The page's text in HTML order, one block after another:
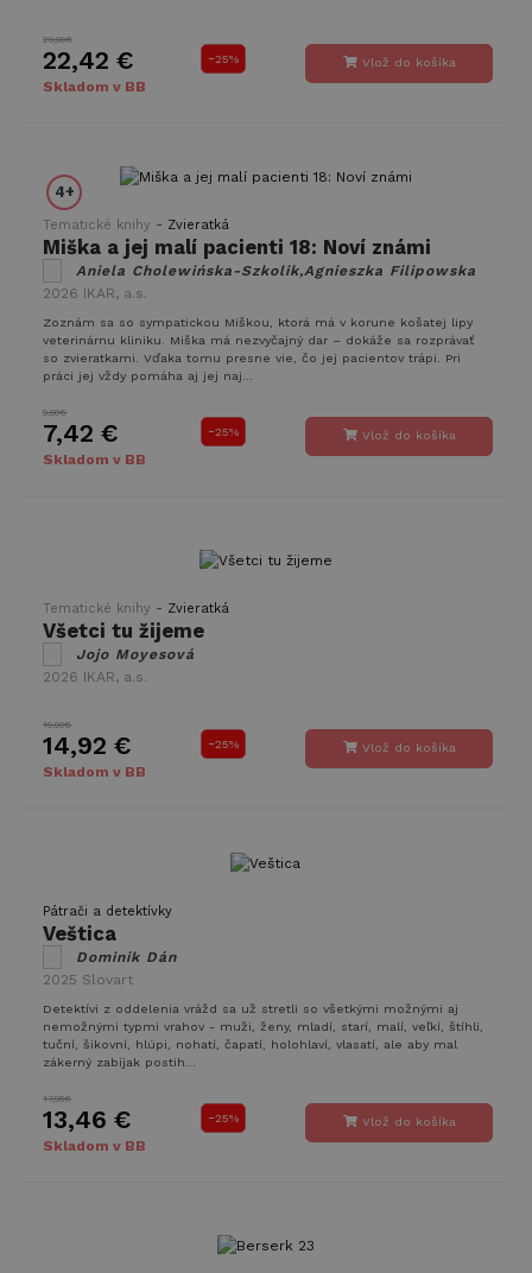
29,90€
22,42 €
Skladom v BB
-25% Vlož do košíka
4+
Tematické knihy - Zvieratká
Miška a jej malí pacienti 18: Noví známi
Aniela Cholewińska-Szkolik,Agnieszka Filipowska
2026 IKAR, a.s.
Zoznám sa so sympatickou Miškou, ktorá má v korune košatej lipy
veterinárnu kliniku. Miška má nezvyčajný dar – dokáže sa rozprávať
so zvieratkami. Vďaka tomu presne vie, čo jej pacientov trápi. Pri
práci jej vždy pomáha aj jej naj...
9,90€
7,42 €
Skladom v BB
-25% Vlož do košíka
Tematické knihy - Zvieratká
Všetci tu žijeme
Jojo Moyesová
2026 IKAR, a.s.
19,90€
14,92 €
Skladom v BB
-25% Vlož do košíka
Pátrači a detektívky
Veštica
Dominik Dán
2025 Slovart
Detektívi z oddelenia vrážd sa už stretli so všetkými možnými aj
nemožnými typmi vrahov - muži, ženy, mladí, starí, malí, veľkí, štíhli,
tuční, šikovní, hlúpi, nohatí, čapatí, holohlaví, vlasatí, ale aby mal
zákerný zabijak postih...
17,95€
13,46 €
Skladom v BB
-25% Vlož do košíka